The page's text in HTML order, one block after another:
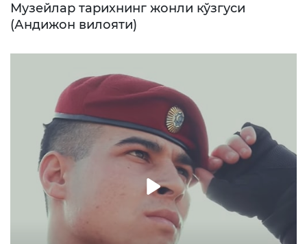
Музейлар тарихнинг жонли кўзгуси
(Андижон вилояти)